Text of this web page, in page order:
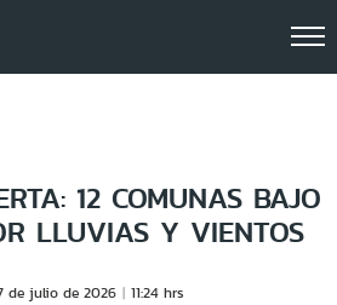
12 COMUNAS BAJO
LLUVIAS Y VIENTOS
de julio de 2026 11:24 hrs